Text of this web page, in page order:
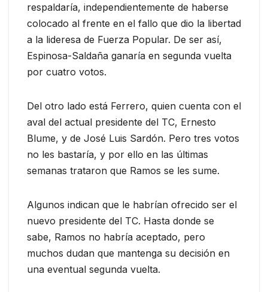
respaldaría, independientemente de haberse
colocado al frente en el fallo que dio la libertad
a la lideresa de Fuerza Popular. De ser así,
Espinosa-Saldaña ganaría en segunda vuelta
por cuatro votos.
Del otro lado está Ferrero, quien cuenta con el
aval del actual presidente del TC, Ernesto
Blume, y de José Luis Sardón. Pero tres votos
no les bastaría, y por ello en las últimas
semanas trataron que Ramos se les sume.
Algunos indican que le habrían ofrecido ser el
nuevo presidente del TC. Hasta donde se
sabe, Ramos no habría aceptado, pero
muchos dudan que mantenga su decisión en
una eventual segunda vuelta.